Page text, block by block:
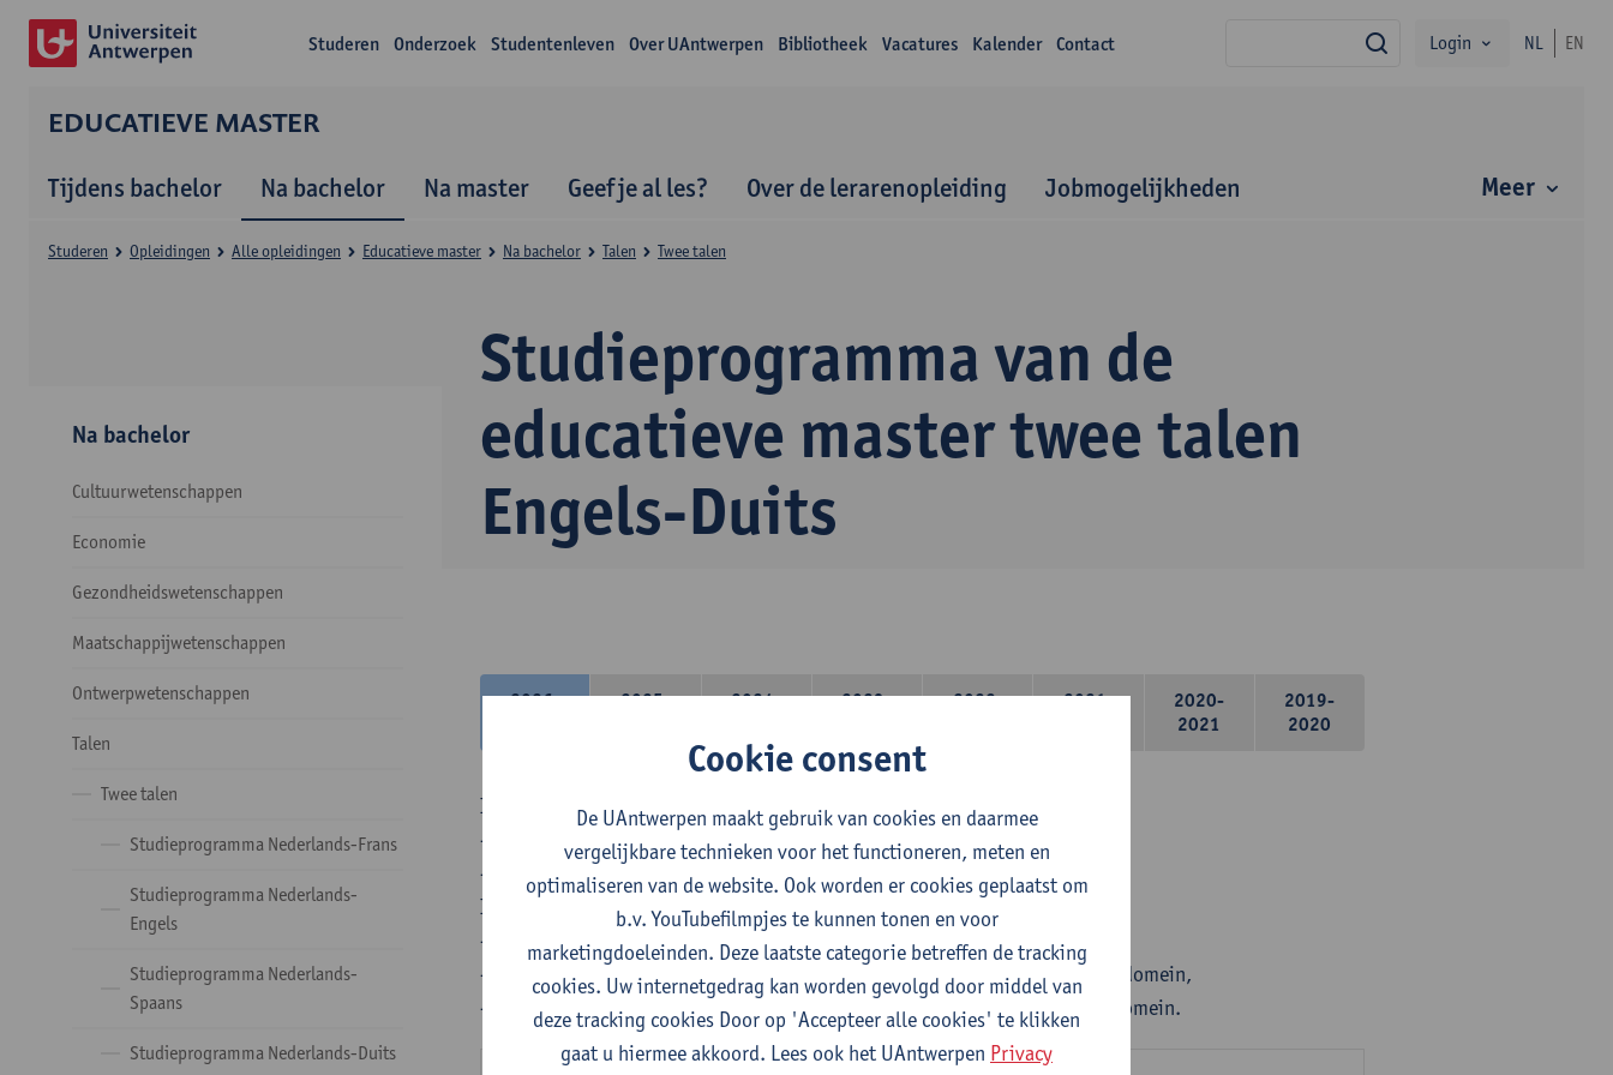
Studeren Onderzoek Studentenleven Over UAntwerpen Bibliotheek Vacatures Kalender Contact zoekLogin NL EN
EDUCATIEVE MASTER
Tijdens bachelor Na bachelor Na master Geef je al les? Over de lerarenopleiding Jobmogelijkheden Meer
Studieprogramma van de
educatieve master twee talen
Engels-Duits
Studeren Opleidingen Alle opleidingen Educatieve master Na bachelor Talen Twee talen
Na bachelor
Cultuurwetenschappen
Economie
Gezondheidswetenschappen
Maatschappijwetenschappen
Ontwerpwetenschappen
Talen
Twee talen
Studieprogramma Nederlands-Frans
Studieprogramma Nederlands-
Engels
Studieprogramma Nederlands-
Spaans
Studieprogramma Nederlands-Duits
2026-
2025-
2024-
2023-
2022-
2021-
2020-
2021
2019-
2020
In de lerarencomponent heb je volgende keuze :
- Optie A : je kiest twee vakdidactieken
- Optie B: je kiest één vakdidactiek en een profilering
In de domeincomponent neem je 60 studiepunten op:
- 1 verplicht algemeen opleidingsonderdeel van 6 studiepunten,
- 24 of 30 studiepunten Engels en telkens minimum 6 studiepunten per deeldomein,
- 24 of 30 studiepunten Duits en telkens minimum 6 studiepunten per deeldomein.
Cookie consent
De UAntwerpen maakt gebruik van cookies en daarmee
vergelijkbare technieken voor het functioneren, meten en
optimaliseren van de website. Ook worden er cookies geplaatst om
b.v. YouTubefilmpjes te kunnen tonen en voor
marketingdoeleinden. Deze laatste categorie betreffen de tracking
cookies. Uw internetgedrag kan worden gevolgd door middel van
deze tracking cookies Door op 'Accepteer alle cookies' te klikken
gaat u hiermee akkoord. Lees ook het UAntwerpen Privacy